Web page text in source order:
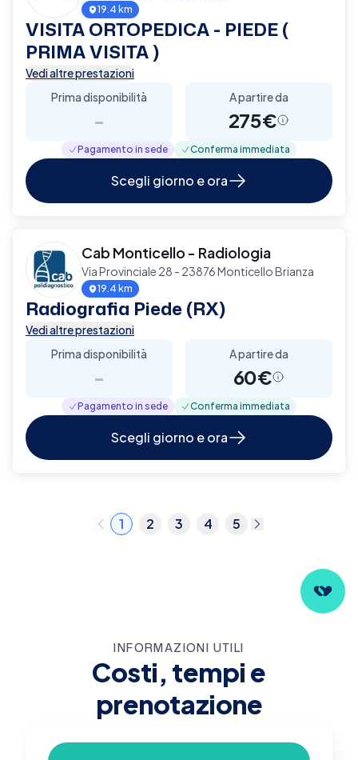
19.4 km
VISITA ORTOPEDICA - PIEDE (
PRIMA VISITA )
Vedi altre prestazioni
Prima disponibilità
-
A partire da
275€
Pagamento in sede Conferma immediata
Scegli giorno e ora
Cab Monticello - Radiologia
Via Provinciale 28 - 23876 Monticello Brianza
19.4 km
Radiografia Piede (RX)
Vedi altre prestazioni
Prima disponibilità
-
A partire da
60€
Pagamento in sede Conferma immediata
Scegli giorno e ora
1 2 3 4 5
INFORMAZIONI UTILI
Costi, tempi e
prenotazione